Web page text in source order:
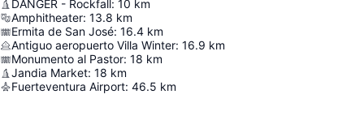
DANGER - Rockfall: 10 km
Amphitheater: 13.8 km
Ermita de San José: 16.4 km
Antiguo aeropuerto Villa Winter: 16.9 km
Monumento al Pastor: 18 km
Jandia Market: 18 km
Fuerteventura Airport: 46.5 km